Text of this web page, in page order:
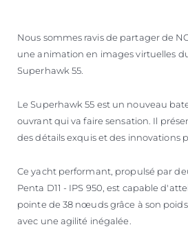
SOUTH OF FRANCE
Nous sommes ravis de partager de
une animation en images virtuelles
Superhawk 55.
Le Superhawk 55 est un nouveau
ouvrant qui va faire sensation. Il
des détails exquis et des innovations
Ce yacht performant, propulsé par
Penta D11 - IPS 950, est capable
pointe de 38 nœuds grâce à son
avec une agilité inégalée.